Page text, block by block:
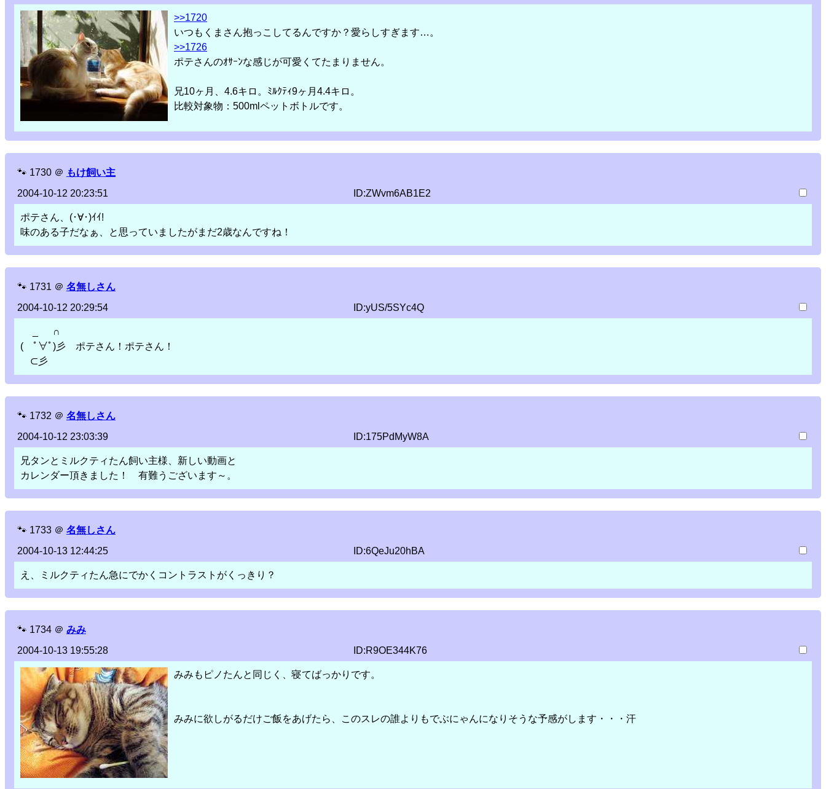
>>1720
いつもくまさん抱っこしてるんですか？愛らしすぎます…。
>>1726
ポテさんのｵｻｰﾝな感じが可愛くてたまりません。
兄10ヶ月、4.6キロ。ﾐﾙｸﾃｨ9ヶ月4.4キロ。
比較対象物：500mlペットボトルです。
🐾 1730 ＠ もけ飼い主
2004-10-12 20:23:51
ID:ZWvm6AB1E2
ポテさん、(･∀･)ｲｲ!
味のある子だなぁ、と思っていましたがまだ2歳なんですね！
🐾 1731 ＠ 名無しさん
2004-10-12 20:29:54
ID:yUS/5SYc4Q
_ ∩
( ﾟ∀ﾟ)彡 ポテさん！ポテさん！
⊂彡
🐾 1732 ＠ 名無しさん
2004-10-12 23:03:39
ID:175PdMyW8A
兄タンとミルクティたん飼い主様、新しい動画と
カレンダー頂きました！ 有難うございます～。
🐾 1733 ＠ 名無しさん
2004-10-13 12:44:25
ID:6QeJu20hBA
え、ミルクティたん急にでかくコントラストがくっきり？
🐾 1734 ＠ みみ
2004-10-13 19:55:28
ID:R9OE344K76
みみもピノたんと同じく、寝てばっかりです。
みみに欲しがるだけご飯をあげたら、このスレの誰よりもでぶにゃんになりそうな予感がします・・・汗